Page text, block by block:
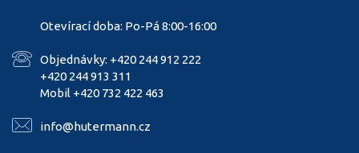
Otevírací doba: Po-Pá 8:00-16:00
Objednávky: +420 244 912 222
+420 244 913 311
Mobil +420 732 422 463
info@hutermann.cz